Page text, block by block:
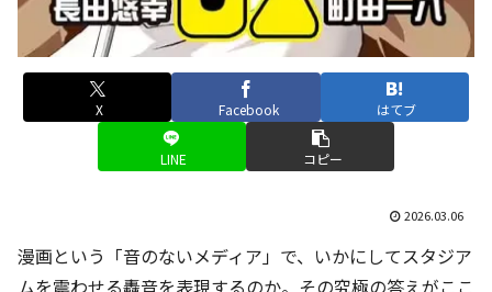
X Facebook はてブ
LINE コピー
2026.03.06
漫画という「音のないメディア」で、いかにしてスタジア